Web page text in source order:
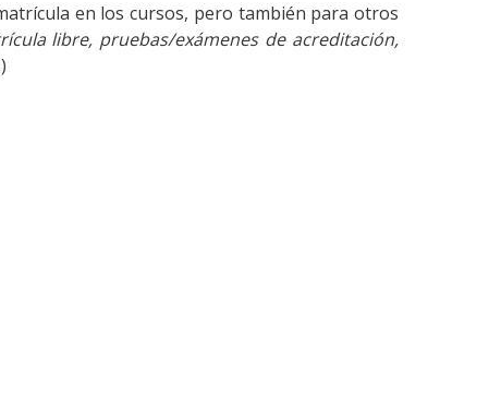
en los cursos, pero también para otros
libre, pruebas/exámenes de acreditación,